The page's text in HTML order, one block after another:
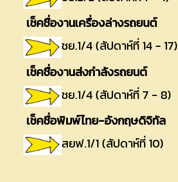
เช็คชื่องานเครื่องล่างรถยนต์
ชย.1/4 (สัปดาห์ที่ 14 - 17)
เช็คชื่องานส่งกำลังรถยนต์
ชย.1/4 (สัปดาห์ที่ 7 - 8)
เช็คชื่อพิมพ์ไทย-อังกฤษดิจิทัล
สยฟ.1/1 (สัปดาห์ที่ 10)